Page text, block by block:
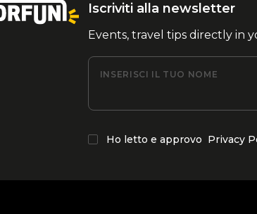
Iscriviti alla newsletter
Events, travel tips directly in
INSERISCI IL TUO NOME
Ho letto e approvo Privacy